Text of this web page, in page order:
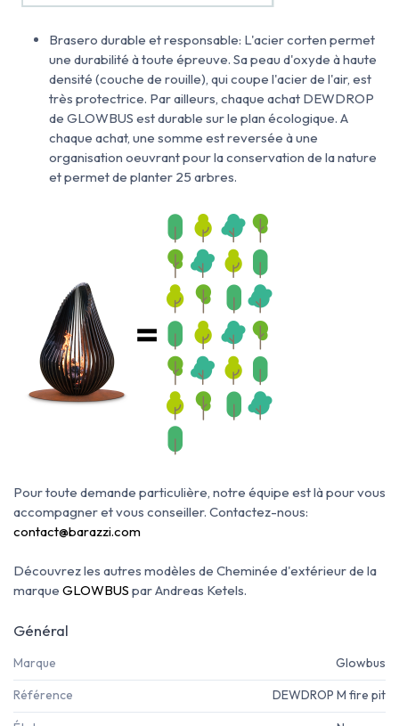
Brasero durable et responsable: L'acier corten permet
une durabilité à toute épreuve. Sa peau d'oxyde à haute
densité (couche de rouille), qui coupe l'acier de l'air, est
très protectrice. Par ailleurs, chaque achat DEWDROP
de GLOWBUS est durable sur le plan écologique. A
chaque achat, une somme est reversée à une
organisation oeuvrant pour la conservation de la nature
et permet de planter 25 arbres.
Pour toute demande particulière, notre équipe est là pour vous
accompagner et vous conseiller. Contactez-nous:
contact@barazzi.com
Découvrez les autres modèles de Cheminée d'extérieur de la
marque GLOWBUS par Andreas Ketels.
Général
Marque Glowbus
Référence DEWDROP M fire pit